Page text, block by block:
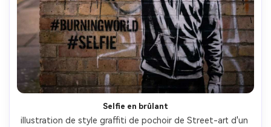
Selfie en brûlant
illustration de style graffiti de pochoir de Street-art d'un